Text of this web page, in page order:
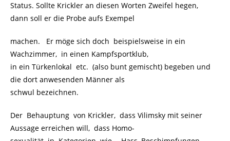
Status. Sollte Krickler an diesen Worten Zweifel hegen,
dann soll er die Probe aufs Exempel
machen. Er möge sich doch beispielsweise in ein
Wachzimmer, in einen Kampfsportklub,
in ein Türkenlokal etc. (also bunt gemischt) begeben und
die dort anwesenden Männer als
schwul bezeichnen.
Der Behauptung von Krickler, dass Vilimsky mit seiner
Aussage erreichen will, dass Homo-